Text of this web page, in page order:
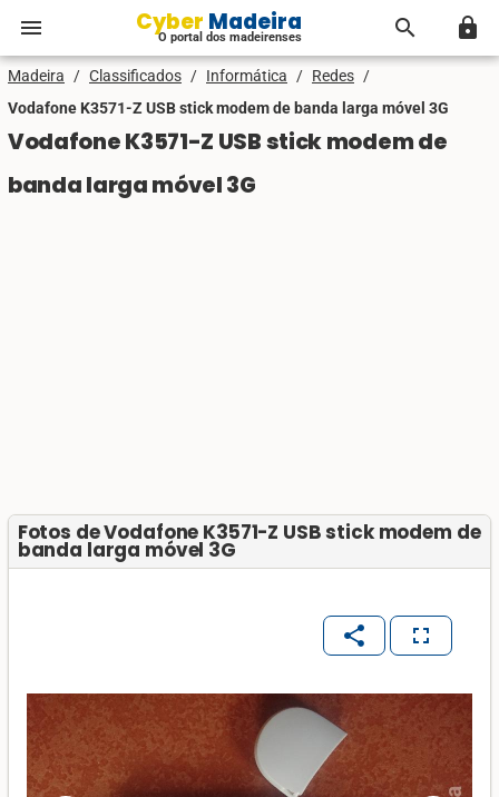
menu Cyber Madeira
O portal dos madeirenses search lock
Madeira / Classificados / Informática / Redes /
Vodafone K3571-Z USB stick modem de banda larga móvel 3G
Vodafone K3571-Z USB stick modem de
banda larga móvel 3G
Fotos de Vodafone K3571-Z USB stick modem de
banda larga móvel 3G
share fullscreen